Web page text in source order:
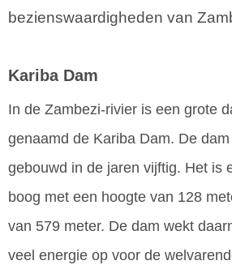
bezienswaardigheden van
Kariba Dam
In de Zambezi-rivier is een grote
genaamd de Kariba Dam. De
gebouwd in de jaren vijftig. Het is
boog met een hoogte van 128
van 579 meter. De dam wekt
veel energie op voor de